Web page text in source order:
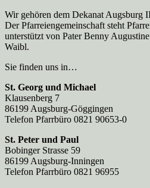
Wir gehören dem Dekanat Augsburg
Der Pfarreien­gemeinschaft steht
unterstützt von Pater Benny
Waibl.
Sie finden uns in…
St. Georg und Michael
Klausenberg 7
86199 Augsburg-Göggingen
Telefon Pfarrbüro 0821 90653-0
St. Peter und Paul
Bobinger Strasse 59
86199 Augsburg-Inningen
Telefon Pfarrbüro 0821 96955